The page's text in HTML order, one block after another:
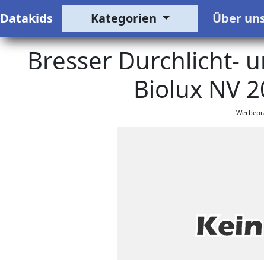
Datakids Kategorien Über
Bresser Durchlicht-
Biolux NV